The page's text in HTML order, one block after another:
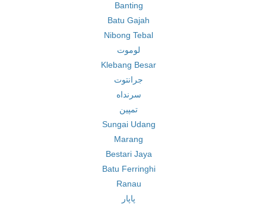
Banting
Batu Gajah
Nibong Tebal
لوموت
Klebang Besar
جرانتوت
سرنداه
تمپین
Sungai Udang
Marang
Bestari Jaya
Batu Ferringhi
Ranau
پاپار